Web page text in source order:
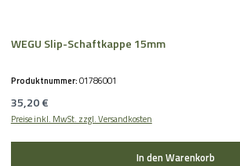
WEGU Slip-Schaftkappe 15mm
Produktnummer:01786001
Regulärer Preis:
35,20 €
Preise inkl. MwSt. zzgl. Versandkosten
In den Warenkorb